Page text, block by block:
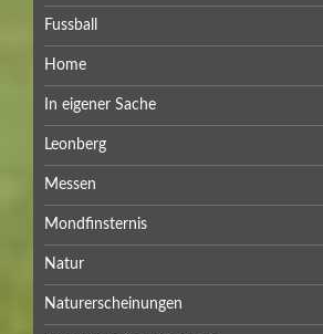
Fussball
Home
In eigener Sache
Leonberg
Messen
Mondfinsternis
Natur
Naturerscheinungen